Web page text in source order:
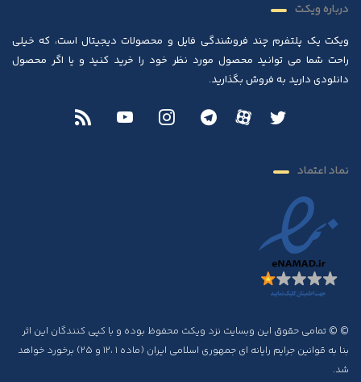
درباره ویکت
ویکت یک پلتفرم چند فروشندگی فایل و محصولات دیجیتال است، که خیلی
راحت شما می توانید محصول مورد نظر خود را خرید کنید و یا اگر محصول
دانلودی دارید به فروش بگذارید.
نماد اعتماد
© © تمامی حقوق این وبسایت نزد ویکت محفوظ بوده و با کپی کنندگان این اثر
بنا به قوانین جرایم رایانه ای جمهوری اسلامی ایران (ماده ۱ ،۱۲ و ۲۵) برخورد خواهد
شد.